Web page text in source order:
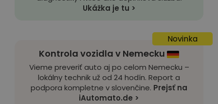
Ukážka je tu >
Novinka
Kontrola vozidla v Nemecku
Vieme preveriť auto aj po celom Nemecku –
lokálny technik už od 24 hodín. Report a
podpora kompletne v slovenčine. Prejsť na
iAutomato.de >